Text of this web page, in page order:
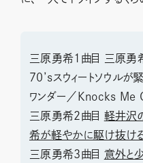
三原勇希1曲目 三原勇
70’sスウィートソウルが
ワンダー／Knocks
三原勇希2曲目 軽井沢
希が軽やかに駆け抜け
三原勇希3曲目 意外と